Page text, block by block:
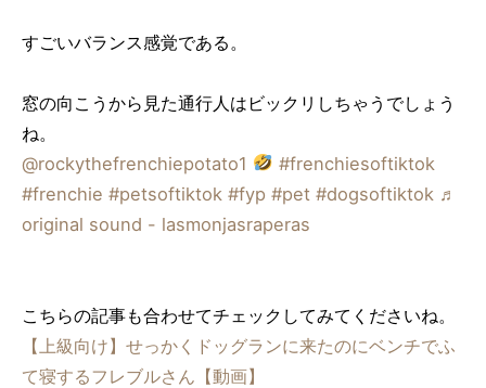
すごいバランス感覚である。
窓の向こうから見た通行人はビックリしちゃうでしょう
ね。
@rockythefrenchiepotato1
#frenchiesoftiktok
#frenchie #petsoftiktok #fyp #pet #dogsoftiktok ♬
original sound - lasmonjasraperas
こちらの記事も合わせてチェックしてみてくださいね。
【上級向け】せっかくドッグランに来たのにベンチでふ
て寝するフレブルさん【動画】